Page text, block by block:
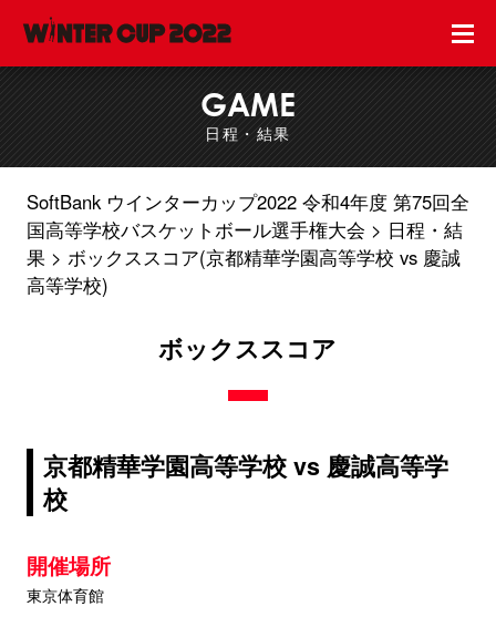
GAME
日程・結果
SoftBank ウインターカップ2022 令和4年度 第75回全
国高等学校バスケットボール選手権大会
日程・結
果
ボックススコア(京都精華学園高等学校 vs 慶誠
高等学校)
ボックススコア
京都精華学園高等学校 vs 慶誠高等学
校
開催場所
東京体育館